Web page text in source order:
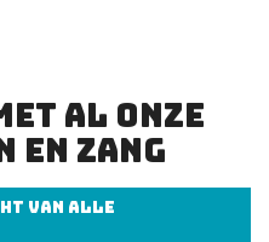
AL ONZE
EN ZANG
VAN ALLE